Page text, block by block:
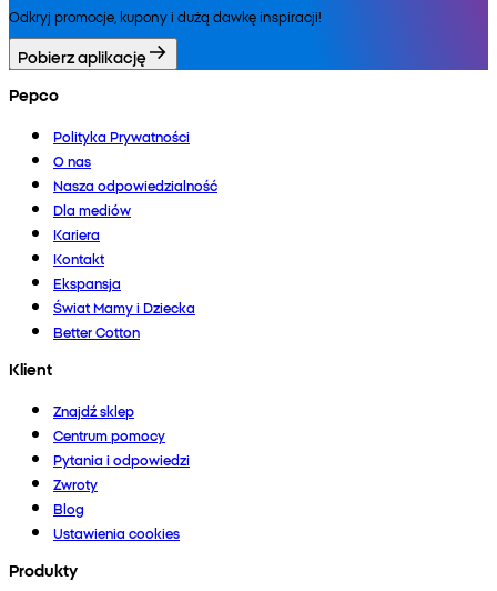
Odkryj promocje, kupony i dużą dawkę inspiracji!
Pobierz aplikację
Pepco
Polityka Prywatności
O nas
Nasza odpowiedzialność
Dla mediów
Kariera
Kontakt
Ekspansja
Świat Mamy i Dziecka
Better Cotton
Klient
Znajdź sklep
Centrum pomocy
Pytania i odpowiedzi
Zwroty
Blog
Ustawienia cookies
Produkty